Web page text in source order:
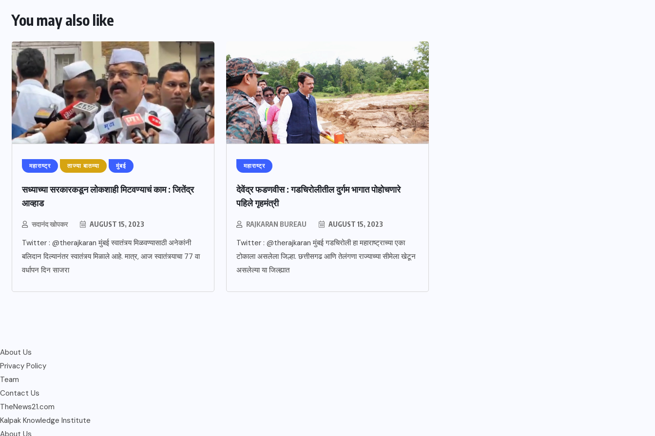
You may also like
महाराष्ट्र ताज्या बातम्या मुंबई
सध्याच्या सरकारकडून लोकशाही मिटवण्याचं काम : जितेंद्र
आव्हाड
सदानंद खोपकर AUGUST 15, 2023
Twitter : @therajkaran मुंबई स्वातंत्र्य मिळवण्यासाठी अनेकांनी
बलिदान दिल्यानंतर स्वातंत्र्य मिळाले आहे. मात्र, आज स्वातंत्र्याचा 77 वा
वर्धापन दिन साजरा
महाराष्ट्र
देवेंद्र फडणवीस : गडचिरोलीतील दुर्गम भागात पोहोचणारे
पहिले गृहमंत्री
RAJKARAN BUREAU AUGUST 15, 2023
Twitter : @therajkaran मुंबई गडचिरोली हा महाराष्ट्राच्या एका
टोकाला असलेला जिल्हा. छत्तीसगढ आणि तेलंगणा राज्याच्या सीमेला खेटून
असलेल्या या जिल्ह्यात
About Us
Privacy Policy
Team
Contact Us
TheNews21.com
Kalpak Knowledge Institute
About Us